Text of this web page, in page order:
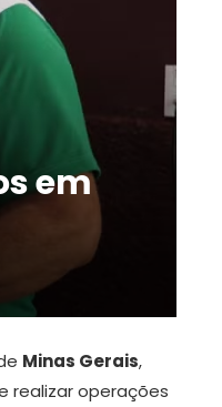
em
Minas Gerais,
realizar operações